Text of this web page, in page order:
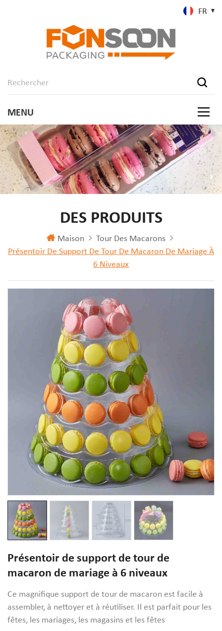
FR
DES PRODUITS
Maison
Tour Des Macarons
Présentoir De Support De Tour De Macaron De Mariage À
6 Niveaux
Présentoir de support de tour de
macaron de mariage à 6 niveaux
Ce magnifique support de tour de macaron est facile à
assembler, à nettoyer et à réutiliser. Il est parfait pour les
fêtes, les mariages, les magasins et les fêtes